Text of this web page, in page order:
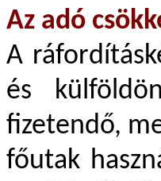
Az adó
A
és
fizetendő,
főutak